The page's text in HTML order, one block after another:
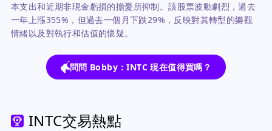
本支出和近期非現金虧損的擔憂所抑制。該股票波動劇烈，過去
一年上漲355%，但過去一個月下跌29%，反映對其轉型的樂觀
情緒以及對執行和估值的懷疑。
問問 Bobby：INTC 現在值得買嗎？
INTC交易熱點